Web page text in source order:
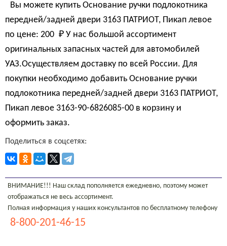
Вы можете купить Основание ручки подлокотника
передней/задней двери 3163 ПАТРИОТ, Пикап левое
по цене: 200 ₽ У нас большой ассортимент
оригинальных запасных частей для автомобилей
УАЗ.Осуществляем доставку по всей России. Для
покупки необходимо добавить Основание ручки
подлокотника передней/задней двери 3163 ПАТРИОТ,
Пикап левое 3163-90-6826085-00 в корзину и
оформить заказ.
Поделиться в соцсетях:
ВНИМАНИЕ!!! Наш склад пополняется ежедневно, поэтому может
отображаться не весь ассортимент.
Полная информация у наших консультантов по бесплатному телефону
8-800-201-46-15